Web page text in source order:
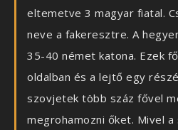
eltemetve 3 magyar fiatal.
neve a fakeresztre. A
35-40 német katona. Ezek
oldalban és a lejtő egy
szovjetek több száz fővel
megrohamozni őket. Mivel